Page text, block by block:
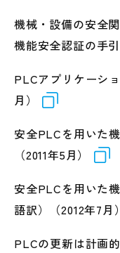
機械・設備の安全
機能安全認証の手引
PLCアプリケーシ
月）
安全PLCを用いた
（2011年5月）
安全PLCを用いた
語訳）（2012年7月）
PLCの更新は計画的